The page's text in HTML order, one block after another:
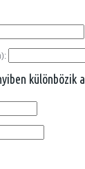
különbözik